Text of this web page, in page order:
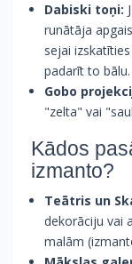
Dabiski toņi:
runātāja
sejai
padarīt to bālu.
Gobo
"zelta" vai
Kādos
izmanto?
Teātris un
dekorāciju vai
malām